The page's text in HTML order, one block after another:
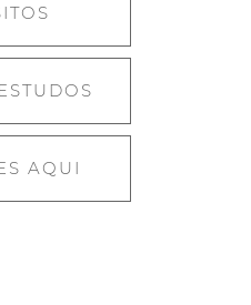
AQUI